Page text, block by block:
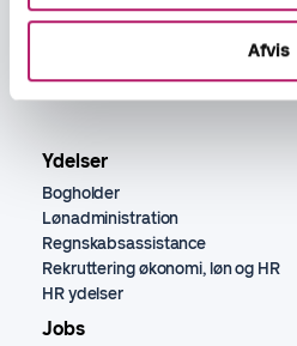
Afvis
Ydelser
Bogholder
Lønadministration
Regnskabsassistance
Rekruttering økonomi, løn og HR
HR ydelser
Jobs